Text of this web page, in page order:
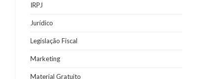
IRPJ
Jurídico
Legislação Fiscal
Marketing
Material Gratuito